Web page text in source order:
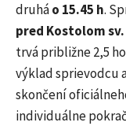
druháo 15.45 h.
pred Kostolom
trvá približne 2,5
výklad sprievodcu
skončení
individuálne